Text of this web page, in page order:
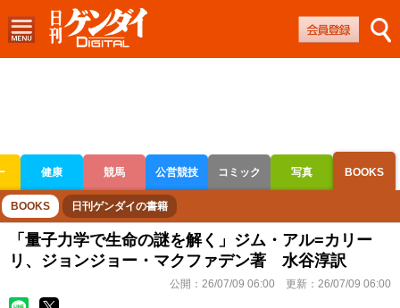
健康 競馬 公営競技 コミック 写真 BOOKS
ボートレース 競輪 オートレース
BOOKS 日刊ゲンダイの書籍
「量子力学で生命の謎を解く」ジム・アル=カリー
リ、ジョンジョー・マクファデン著 水谷淳訳
公開： 26/07/09 06:00 更新： 26/07/09 06:00